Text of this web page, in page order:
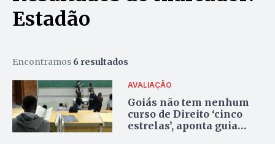
Estadão
Encontramos 6 resultados
AVALIAÇÃO
Goiás não tem nenhum
curso de Direito ‘cinco
estrelas’, aponta guia